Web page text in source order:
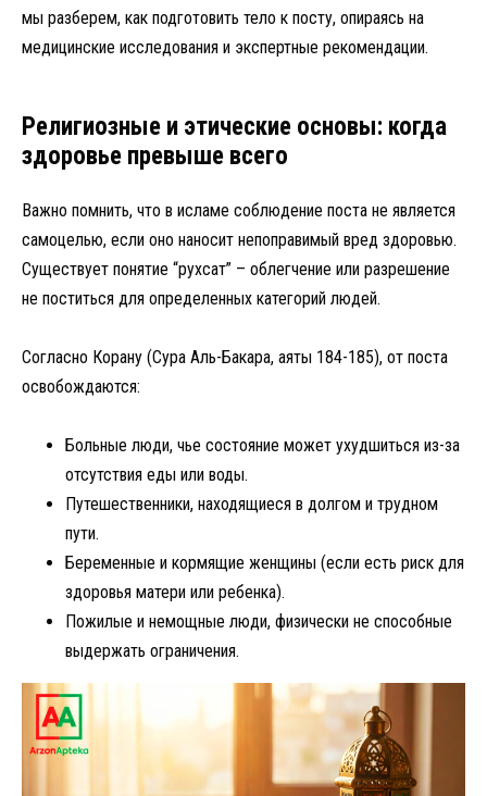
мы разберем, как подготовить тело к посту, опираясь на
медицинские исследования и экспертные рекомендации.
Религиозные и этические основы: когда
здоровье превыше всего
Важно помнить, что в исламе соблюдение поста не является
самоцелью, если оно наносит непоправимый вред здоровью.
Существует понятие “рухсат” – облегчение или разрешение
не поститься для определенных категорий людей.
Согласно Корану (Сура Аль-Бакара, аяты 184-185), от поста
освобождаются:
Больные люди, чье состояние может ухудшиться из-за
отсутствия еды или воды.
Путешественники, находящиеся в долгом и трудном
пути.
Беременные и кормящие женщины (если есть риск для
здоровья матери или ребенка).
Пожилые и немощные люди, физически не способные
выдержать ограничения.